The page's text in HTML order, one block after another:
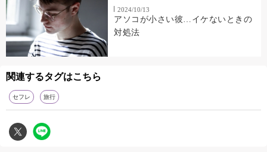
2024/10/13
アソコが小さい彼…イケないときの
対処法
関連するタグはこちら
セフレ 旅行